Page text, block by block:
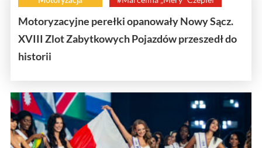
Motoryzacyjne perełki opanowały Nowy Sącz.
XVIII Zlot Zabytkowych Pojazdów przeszedł do
historii